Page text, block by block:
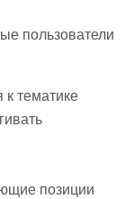
пользователи
к тематике
позиции